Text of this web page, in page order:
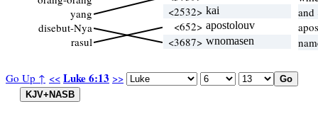
Go Up ↑ << Luke 6:13 >>
yang
disebut-Nya
rasul
<2532> kai
and
<652> apostolouv
<3687> wnomasen